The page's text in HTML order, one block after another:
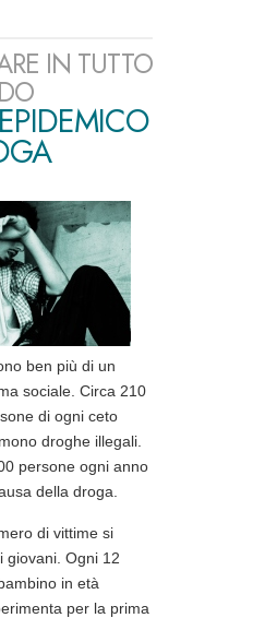
IN TUTTO
ben più di un
sociale. Circa 210
di ogni ceto
droghe illegali.
persone ogni anno
della droga.
di vittime si
giovani. Ogni 12
in età
per la prima